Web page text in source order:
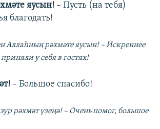
яусын! – Пусть (на тебя)
благодать!
Аллаһның рәхмәте яусын! – Искреннее
приняли у себя в гостях!
– Большое спасибо!
рәхмәт үзеңә! – Очень помог, большое